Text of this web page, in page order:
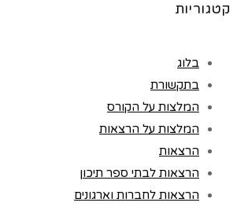
קטגוריות
בלוג
בתקשורת
המלצות על הקורס
המלצות על הרצאות
הרצאות
הרצאות לבתי ספר תיכון
הרצאות לחברות וארגונים